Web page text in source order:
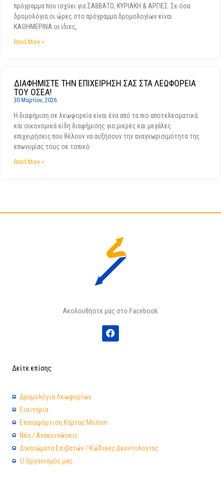
πρόγραμμα που ισχύει για ΣΑΒΒΑΤΟ, ΚΥΡΙΑΚΗ & ΑΡΓΙΕΣ. Σε όσα
δρομολόγια οι ώρες στο πρόγραμμα δρομολογίων είναι
ΚΑΘΗΜΕΡΙΝΑ οι ίδιες,
Read More »
ΔΙΑΦΗΜΙΣΤΕ ΤΗΝ ΕΠΙΧΕΙΡΗΣΗ ΣΑΣ ΣΤΑ ΛΕΩΦΟΡΕΙΑ
ΤΟΥ ΟΣΕΑ!
30 Μαρτίου, 2026
Η διαφήμιση σε λεωφορεία είναι ένα από τα πιο αποτελεσματικά
και οικονομικά είδη διαφήμισης για μικρές και μεγάλες
επιχειρήσεις που θέλουν να αυξήσουν την αναγνωρισιμότητα της
επωνυμίας τους σε τοπικό
Read More »
Ακολουθήστε μας στο Facebook:
F
a
Δείτε επίσης:
Δρομολόγια Λεωφορίων
Εισιτήρια
Επαναφόρτιση Κάρτας Motion
Νέα / Ανακοινώσεις
Δικαιώματα Επιβατών / Κώδικες Δεοντολογίας
Ο Οργανισμός μας